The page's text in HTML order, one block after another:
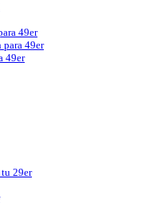
49er
para 49er
49er
tu 29er